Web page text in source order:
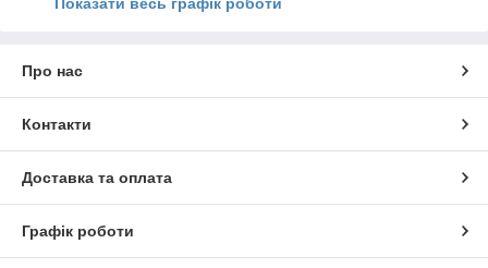
Про нас
Контакти
Доставка та оплата
Графік роботи